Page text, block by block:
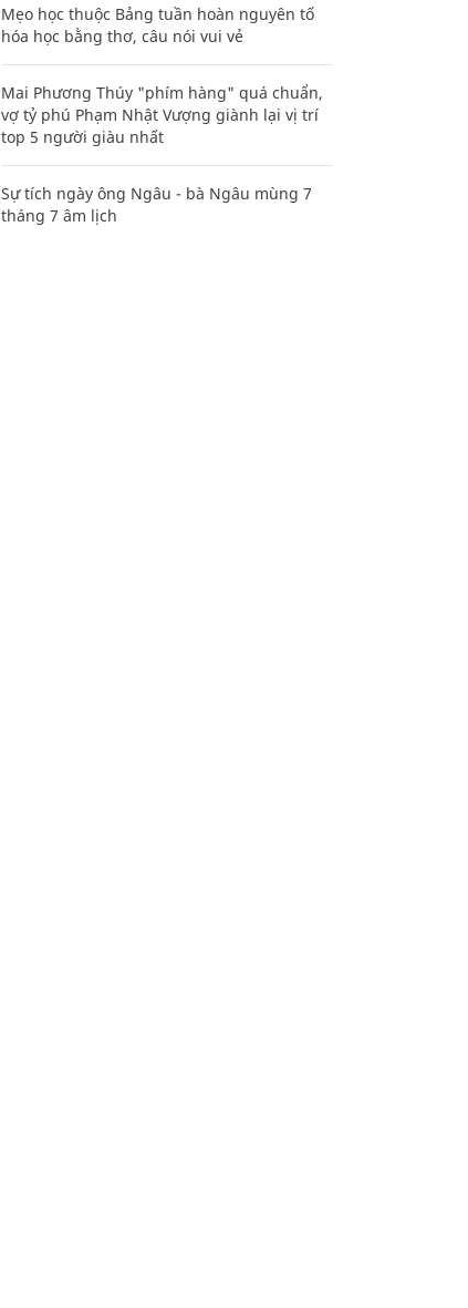
Mẹo học thuộc Bảng tuần hoàn nguyên tố
hóa học bằng thơ, câu nói vui vẻ
Mai Phương Thúy "phím hàng" quá chuẩn,
vợ tỷ phú Phạm Nhật Vượng giành lại vị trí
top 5 người giàu nhất
Sự tích ngày ông Ngâu - bà Ngâu mùng 7
tháng 7 âm lịch